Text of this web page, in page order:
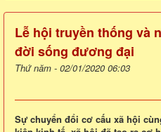
Lễ hội truyền thống và
đời sống đương đại
Thứ năm - 02/01/2020 06:03
Sự chuyển đổi cơ cấu xã hội